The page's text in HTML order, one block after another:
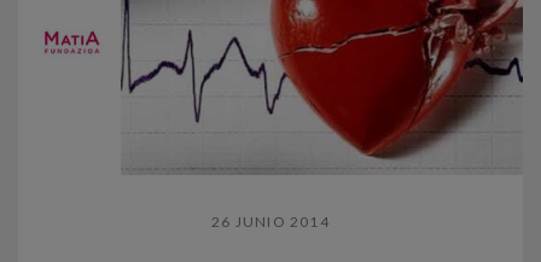
26 JUNIO 2014